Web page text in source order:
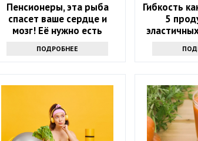
Пенсионеры, эта рыба
спасет ваше сердце и
мозг! Её нужно есть
ПОДРОБНЕЕ
Гибкость
5